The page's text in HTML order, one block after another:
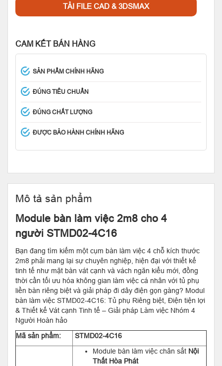
TẢI FILE CAD & 3DSMAX
CAM KẾT BÁN HÀNG
SẢN PHẨM CHÍNH HÃNG
ĐÚNG TIÊU CHUẨN
ĐÚNG CHẤT LƯỢNG
ĐƯỢC BẢO HÀNH CHÍNH HÃNG
Mô tả sản phẩm
Module bàn làm việc 2m8 cho 4
người STMD02-4C16
Bạn đang tìm kiếm một cụm bàn làm việc 4 chỗ kích thước
2m8 phải mang lại sự chuyên nghiệp, hiện đại với thiết kế
tinh tế như mặt bàn vát cạnh và vách ngăn kiểu mới, đồng
thời cần tối ưu hóa không gian làm việc cá nhân với tủ phụ
liền bàn riêng biệt và giải pháp đi dây điện gọn gàng? Modul
bàn làm việc STMD02-4C16: Tủ phụ Riêng biệt, Điện tiện lợi
& Thiết kế Vát cạnh Tinh tế – Giải pháp Làm việc Nhóm 4
Người Hoàn hảo
Mã sản phẩm:
STMD02-4C16
Module bàn làm việc chân sắt Nội
Thất Hòa Phát